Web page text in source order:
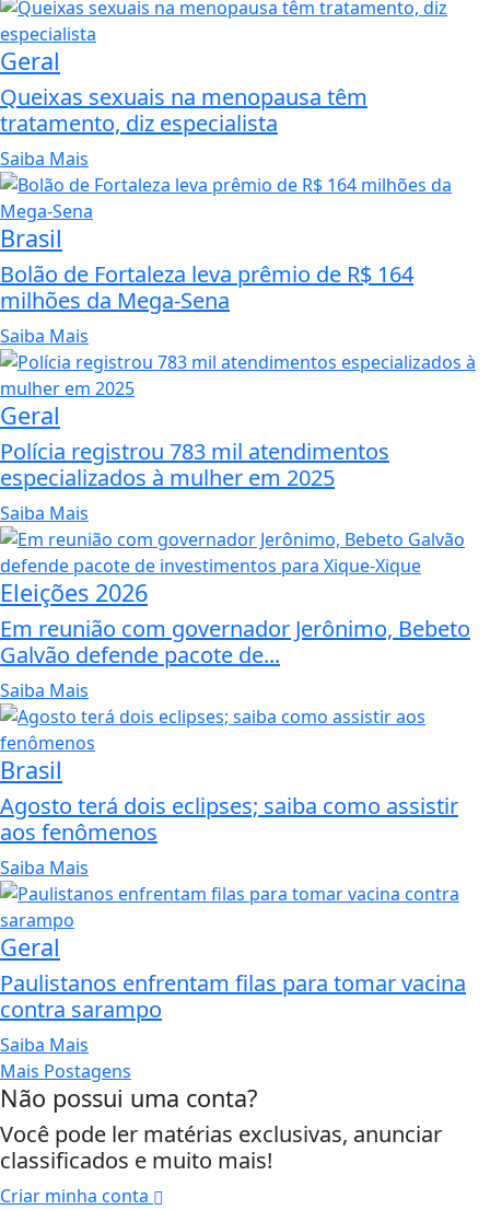
Geral
Queixas sexuais na menopausa têm
tratamento, diz especialista
Saiba Mais
Brasil
Bolão de Fortaleza leva prêmio de R$ 164
milhões da Mega-Sena
Saiba Mais
Geral
Polícia registrou 783 mil atendimentos
especializados à mulher em 2025
Saiba Mais
Eleições 2026
Em reunião com governador Jerônimo, Bebeto
Galvão defende pacote de...
Saiba Mais
Brasil
Agosto terá dois eclipses; saiba como assistir
aos fenômenos
Saiba Mais
Geral
Paulistanos enfrentam filas para tomar vacina
contra sarampo
Saiba Mais
Mais Postagens
Não possui uma conta?
Você pode ler matérias exclusivas, anunciar
classificados e muito mais!
Criar minha conta